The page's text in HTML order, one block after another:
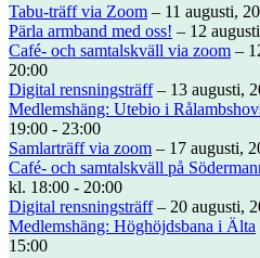
Tabu-träff via Zoom – 11 augusti,
Pärla armband med oss! – 12
Café- och samtalskväll via zoom –
20:00
Digital rensningsträff– 13 augusti,
Medlemshäng: Utebio i
19:00 - 23:00
Samlarträff via zoom – 17 augusti,
Café- och samtalskväll på
kl. 18:00 - 20:00
Digital rensningsträff– 20 augusti,
Medlemshäng: Höghöjdsbana i Älta
15:00